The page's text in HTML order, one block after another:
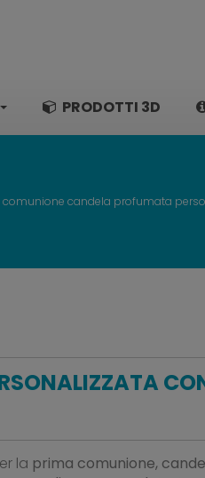
PRODOTTI 3D
candela profumata
la prima comunione,